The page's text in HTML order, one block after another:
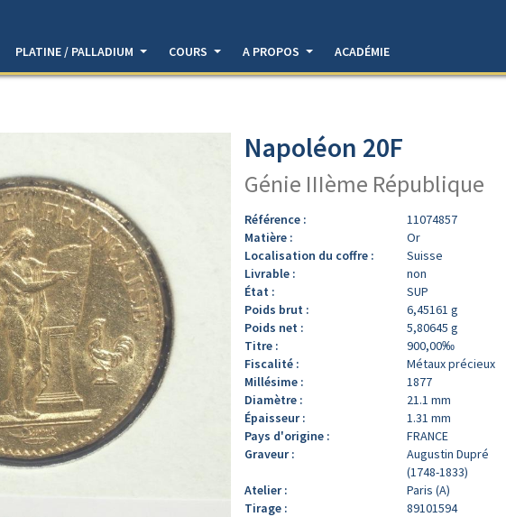
PLATINE / PALLADIUM COURS A PROPOS ACADÉMIE
Napoléon 20F
Génie IIIème République
Référence :
11074857
Matière :
Or
Localisation du coffre :
Suisse
Livrable :
non
État :
SUP
Poids brut :
6,45161 g
Poids net :
5,80645 g
Titre :
900,00‰
Fiscalité :
Métaux précieux
Millésime :
1877
Diamètre :
21.1 mm
Épaisseur :
1.31 mm
Pays d'origine :
FRANCE
Graveur :
Augustin Dupré
(1748-1833)
Atelier :
Paris (A)
Tirage :
89101594